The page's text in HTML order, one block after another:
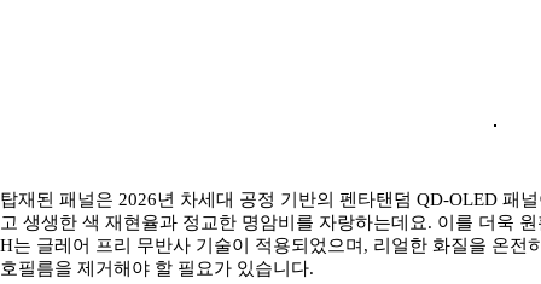
탑재된 패널은 2026년 차세대 공정 기반의 펜타탠덤 QD-OLED 패
고 생생한 색 재현율과 정교한 명암비를 자랑하는데요. 이를 더욱
H는 글레어 프리 무반사 기술이 적용되었으며, 리얼한 화질을 온
호필름을 제거해야 할 필요가 있습니다.